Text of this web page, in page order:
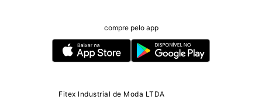
compre pelo app
Fitex Industrial de Moda LTDA